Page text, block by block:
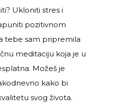
Ukloniti stres i
pozitivnom
tebe sam pripremila
meditaciju koja je u
Možeš je
kako bi
svog života.